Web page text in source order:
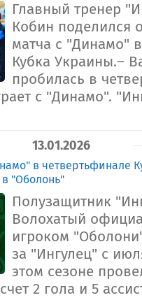
Главный тренер
Кобин поделился
матча с "Динамо"
Кубка Украины.–
пробилась в
с "Динамо".
13.01.2026
в четвертьфинале
"Оболонь"
Полузащитник
Волохатый
игроком
за "Ингулец" с
этом сезоне
2 гола и 5